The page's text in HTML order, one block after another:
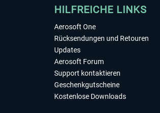
HILFREICHE LINKS
Aerosoft One
Rücksendungen und Retouren
Updates
Aerosoft Forum
Support kontaktieren
Geschenkgutscheine
Kostenlose Downloads